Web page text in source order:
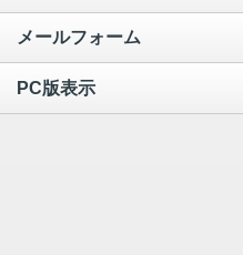
メールフォーム
PC版表示